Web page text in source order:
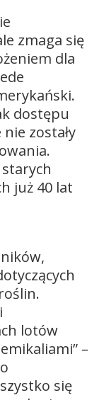
zmaga się
dla
dostępu
zostały
już 40 lat
lotów
–
się